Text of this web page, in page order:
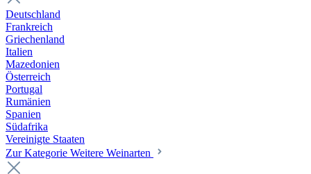
Deutschland
Frankreich
Griechenland
Italien
Mazedonien
Österreich
Portugal
Rumänien
Spanien
Südafrika
Vereinigte Staaten
Zur Kategorie Weitere Weinarten